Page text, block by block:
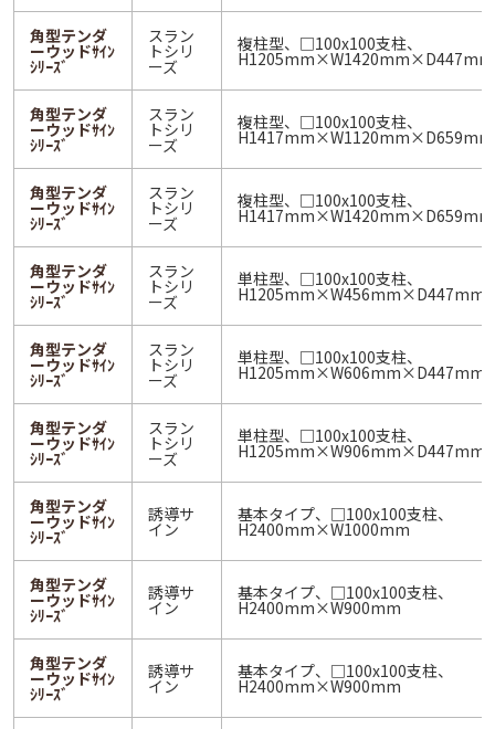
角型テンダ
ーウッドｻｲﾝ
ｼﾘｰｽﾞ
スラン
トシリ
ーズ
複柱型、□100x100支柱、
H1205mm×W1420mm×D447mm
角型テンダ
ーウッドｻｲﾝ
ｼﾘｰｽﾞ
スラン
トシリ
ーズ
複柱型、□100x100支柱、
H1417mm×W1120mm×D659mm
角型テンダ
ーウッドｻｲﾝ
ｼﾘｰｽﾞ
スラン
トシリ
ーズ
複柱型、□100x100支柱、
H1417mm×W1420mm×D659mm
角型テンダ
ーウッドｻｲﾝ
ｼﾘｰｽﾞ
スラン
トシリ
ーズ
単柱型、□100x100支柱、
H1205mm×W456mm×D447mm
角型テンダ
ーウッドｻｲﾝ
ｼﾘｰｽﾞ
スラン
トシリ
ーズ
単柱型、□100x100支柱、
H1205mm×W606mm×D447mm
角型テンダ
ーウッドｻｲﾝ
ｼﾘｰｽﾞ
スラン
トシリ
ーズ
単柱型、□100x100支柱、
H1205mm×W906mm×D447mm
角型テンダ
ーウッドｻｲﾝ
ｼﾘｰｽﾞ
誘導サ
イン
基本タイプ、□100x100支柱、
H2400mm×W1000mm
角型テンダ
ーウッドｻｲﾝ
ｼﾘｰｽﾞ
誘導サ
イン
基本タイプ、□100x100支柱、
H2400mm×W900mm
角型テンダ
ーウッドｻｲﾝ
ｼﾘｰｽﾞ
誘導サ
イン
基本タイプ、□100x100支柱、
H2400mm×W900mm